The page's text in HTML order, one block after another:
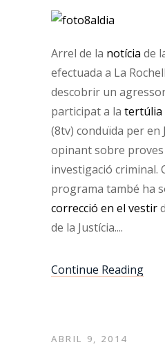
Arrel de la notícia de
efectuada a La
descobrir un
participat a la tertúlia
(8tv) conduïda per en
opinant sobre proves
investigació criminal.
programa també ha
correcció en el vestir
de la Justícia.
Continue Reading
ABRIL 9, 2014